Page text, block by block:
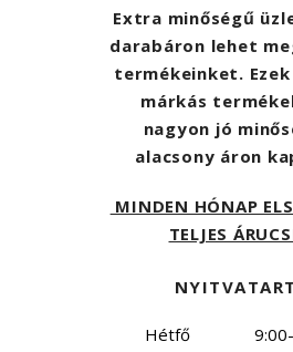
Extra minőségű
darabáron lehet
termékeinket.
márkás
nagyon jó
alacsony áron
MINDEN HÓNAP
TELJES
Hétfő